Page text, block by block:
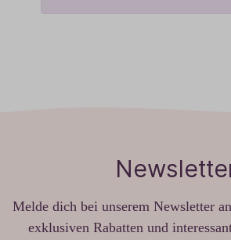
Melde dich bei unserem Newsletter
exklusiven Rabatten und